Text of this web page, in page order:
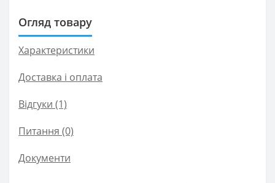
Огляд товару
Характеристики
Доставка і оплата
Відгуки (1)
Питання (0)
Документи